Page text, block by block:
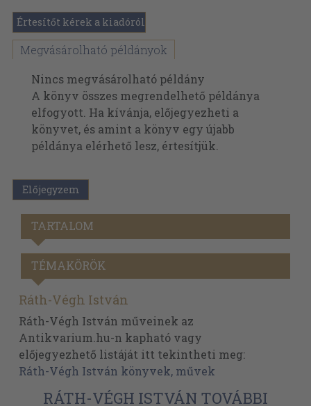
Értesítőt kérek a kiadóról
Megvásárolható példányok
Nincs megvásárolható példány
A könyv összes megrendelhető példánya
elfogyott. Ha kívánja, előjegyezheti a
könyvet, és amint a könyv egy újabb
példánya elérhető lesz, értesítjük.
Előjegyzem
TARTALOM
TÉMAKÖRÖK
Ráth-Végh István
Ráth-Végh István műveinek az
Antikvarium.hu-n kapható vagy
előjegyezhető listáját itt tekintheti meg:
Ráth-Végh István könyvek, művek
RÁTH-VÉGH ISTVÁN TOVÁBBI